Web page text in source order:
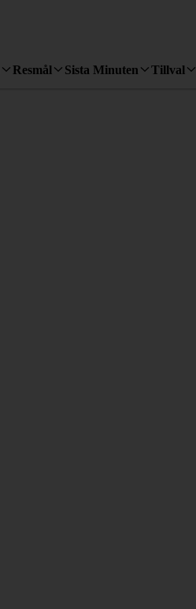
Resmål Sista Minuten Tillval